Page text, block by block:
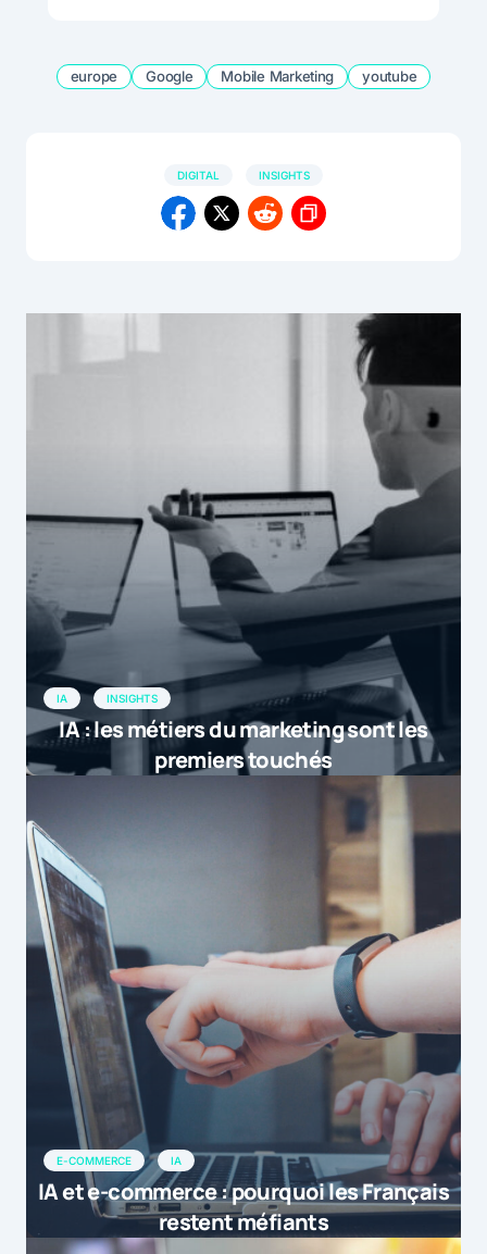
europe Google Mobile Marketing youtube
DIGITAL INSIGHTS
IA INSIGHTS
IA : les métiers du marketing sont les
premiers touchés
E-COMMERCE IA
IA et e-commerce : pourquoi les Français
restent méfiants